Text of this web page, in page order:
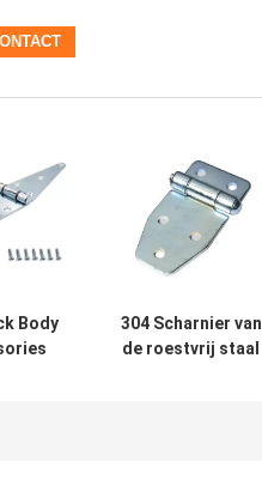
Body
304 Scharnier van
de roestvrij staal